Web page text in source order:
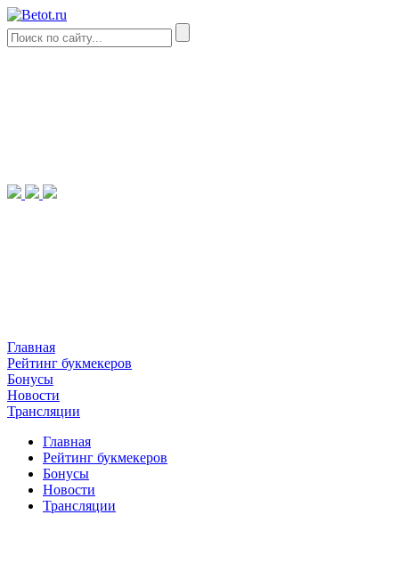
Главная
Рейтинг букмекеров
Бонусы
Новости
Трансляции
Главная
Рейтинг букмекеров
Бонусы
Новости
Трансляции